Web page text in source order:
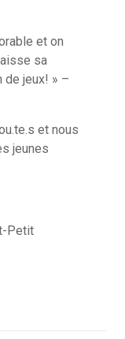
et on
sa
de jeux! » –
et nous
jeunes
Petit